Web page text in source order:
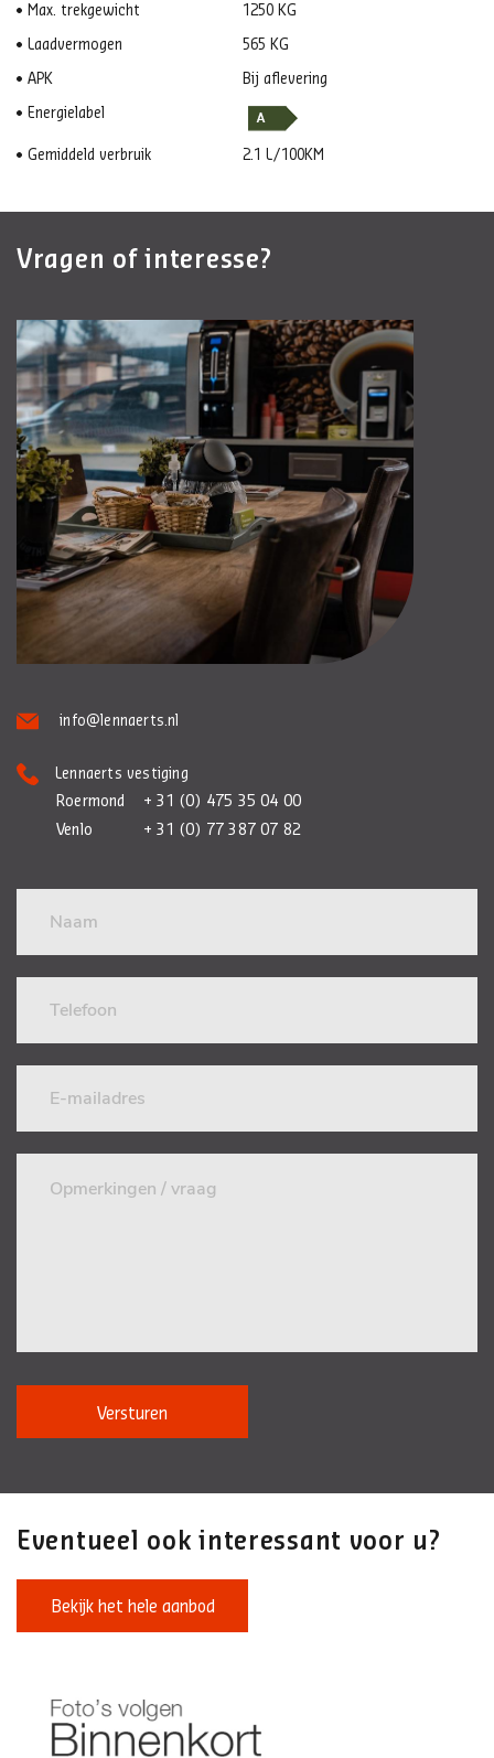
Max. trekgewicht 1250 KG
Laadvermogen 565 KG
APK Bij aflevering
Energielabel
Gemiddeld verbruik 2.1 L/100KM
Vragen of interesse?
info@lennaerts.nl
Lennaerts vestiging
Roermond
+ 31 (0) 475 35 04 00
Venlo
+ 31 (0) 77 387 07 82
Versturen
Eventueel ook interessant voor u?
Bekijk het hele aanbod